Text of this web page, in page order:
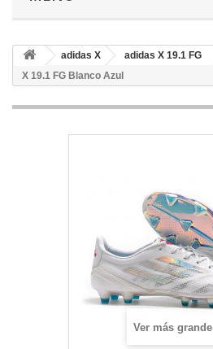
adidas X adidas X 19.1 FG
X 19.1 FG Blanco Azul
Ver más grande